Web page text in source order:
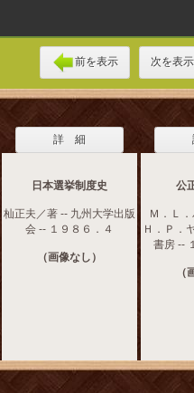
前を表示 次を表示
詳 細
日本選挙制度史
杣正夫／著 -- 九州大学出版
会 -- １９８６．４
（画像なし）
公
Ｍ．Ｌ
Ｈ．Ｐ．
書房 --
（